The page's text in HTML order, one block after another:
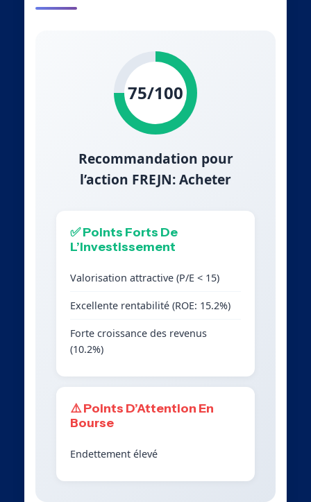
75/100
Recommandation pour
l’action FREJN: Acheter
✅ Points Forts De
L’Investissement
Valorisation attractive (P/E < 15)
Excellente rentabilité (ROE: 15.2%)
Forte croissance des revenus
(10.2%)
⚠️ Points D’Attention En
Bourse
Endettement élevé